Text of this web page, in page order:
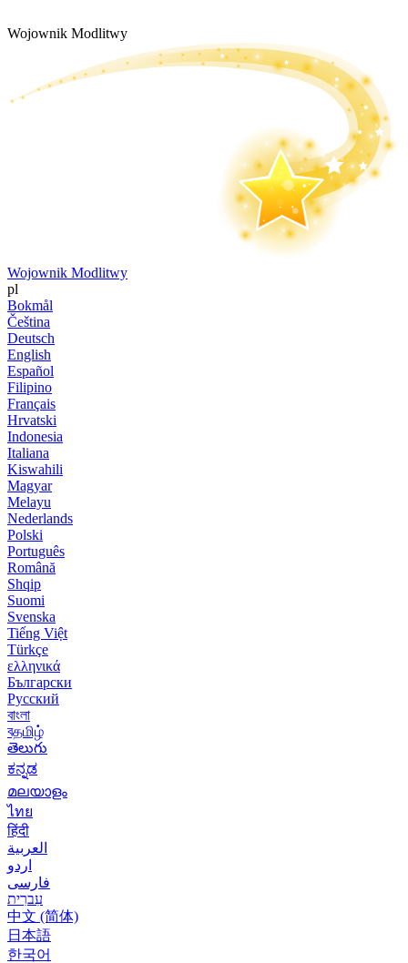
Wojownik Modlitwy
Wojownik Modlitwy
pl
Bokmål
Čeština
Deutsch
English
Español
Filipino
Français
Hrvatski
Indonesia
Italiana
Kiswahili
Magyar
Melayu
Nederlands
Polski
Português
Română
Shqip
Suomi
Svenska
Tiếng Việt
Türkçe
ελληνικά
Български
Русский
বাংলা
বதமிழ்
తెలుగు
ಕನ್ನಡ
മലയാളം
ไทย
हिंदी
العربية
اردو
فارسی
עִברִית
中文 (简体)
日本語
한국어